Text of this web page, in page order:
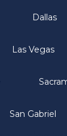
Dallas
Las Vegas
San Gabriel